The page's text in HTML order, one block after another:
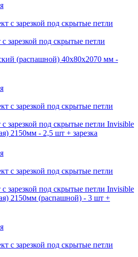
зарезкой под скрытые петли
(распашной) 40х80х2070 мм -
зарезкой под скрытые петли Invisible
2150мм - 2,5 шт + зарезка
зарезкой под скрытые петли Invisible
2150мм (распашной) - 3 шт +